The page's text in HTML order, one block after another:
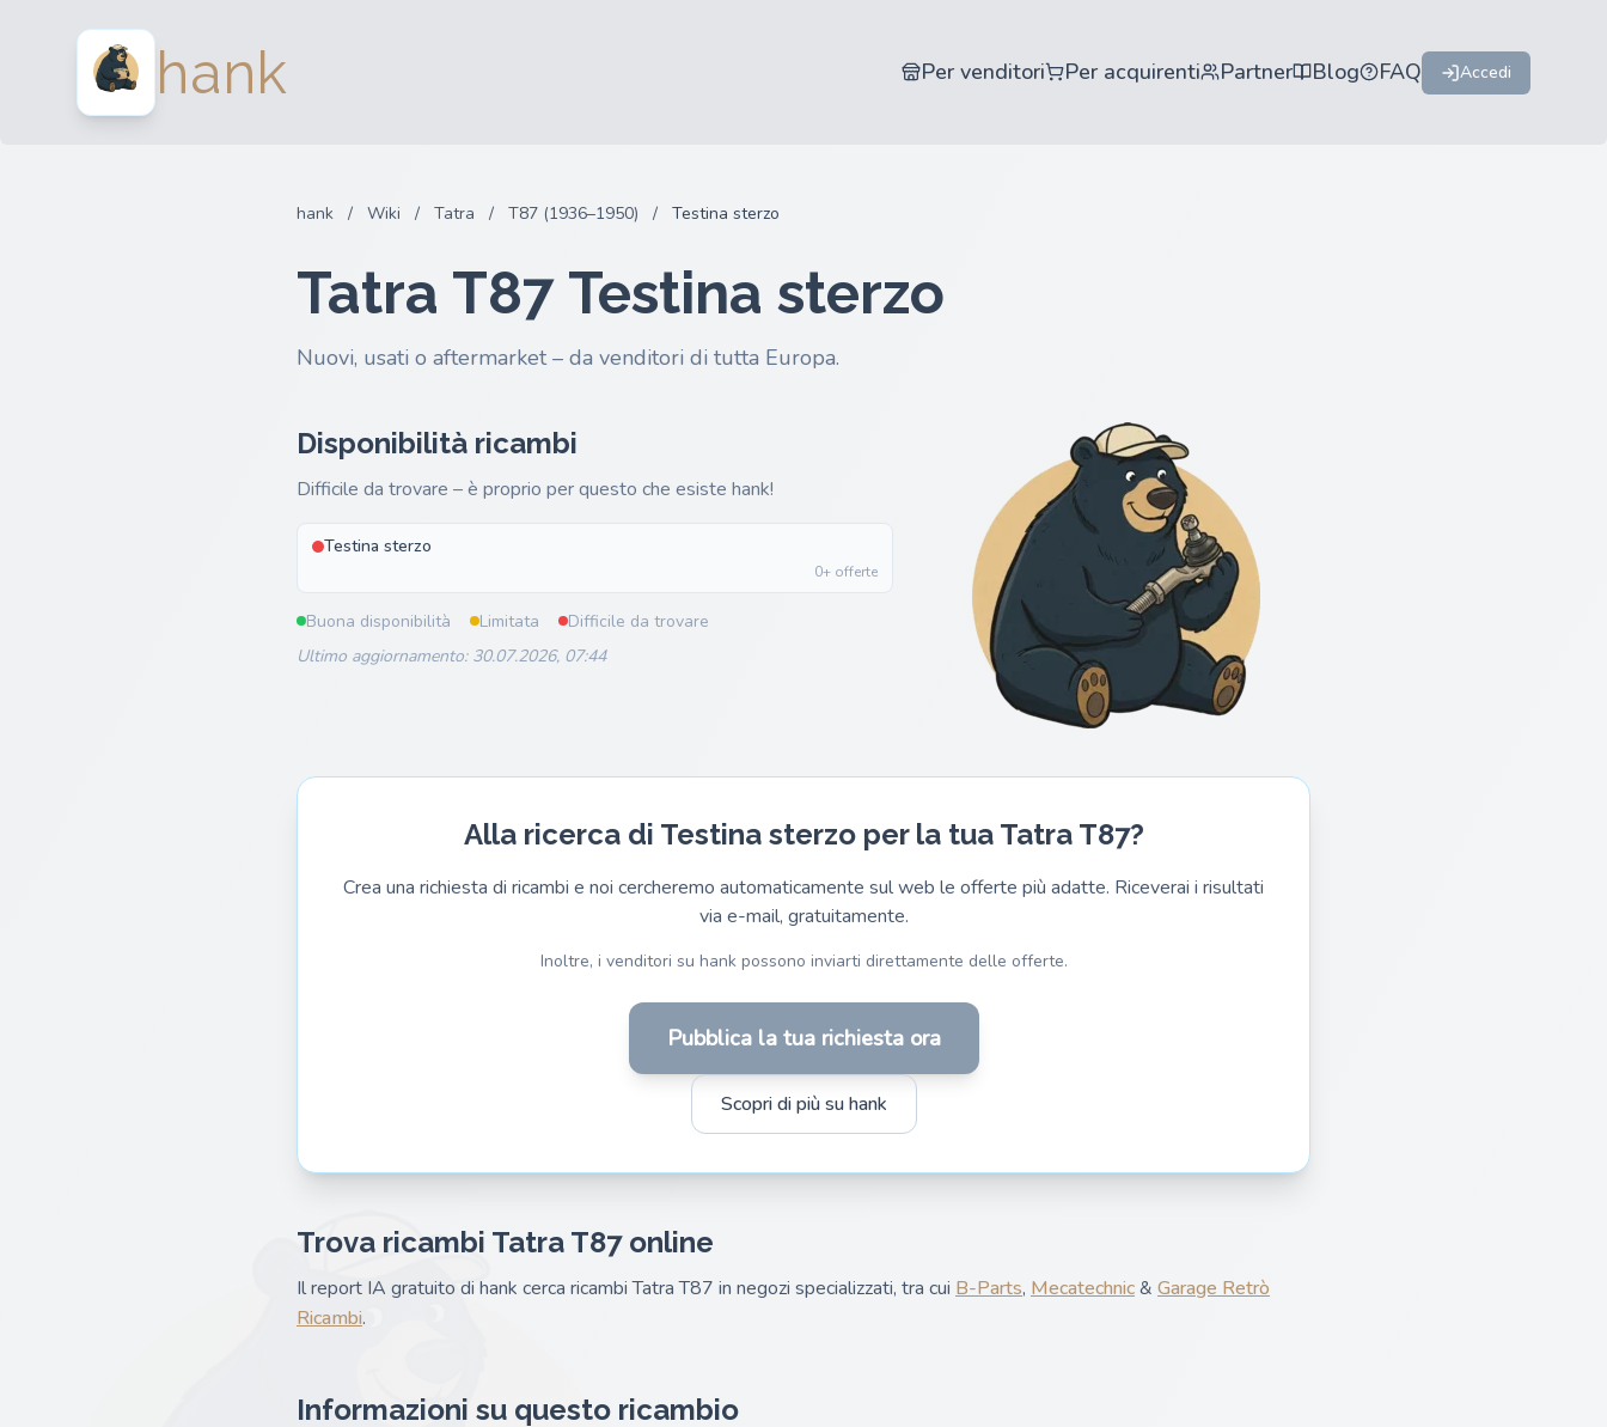
hank Per venditori Per acquirenti Partner Blog FAQ Accedi
hank / Wiki / Tatra / T87 (1936–1950) / Testina sterzo
Tatra T87 Testina sterzo
Nuovi, usati o aftermarket – da venditori di tutta Europa.
Disponibilità ricambi
Difficile da trovare – è proprio per questo che esiste hank!
Testina sterzo
0+ offerte
Buona disponibilità Limitata
Difficile da trovare
Ultimo aggiornamento: 30.07.2026, 07:44
Alla ricerca di Testina sterzo per la tua Tatra T87?
Crea una richiesta di ricambi e noi cercheremo automaticamente sul web le offerte più adatte. Riceverai i risultati
via e-mail, gratuitamente.
Inoltre, i venditori su hank possono inviarti direttamente delle offerte.
Pubblica la tua richiesta ora
Scopri di più su hank
Trova ricambi Tatra T87 online
Il report IA gratuito di hank cerca ricambi Tatra T87 in negozi specializzati, tra cui B-Parts, Mecatechnic& Garage Retrò
Ricambi.
Informazioni su questo ricambio